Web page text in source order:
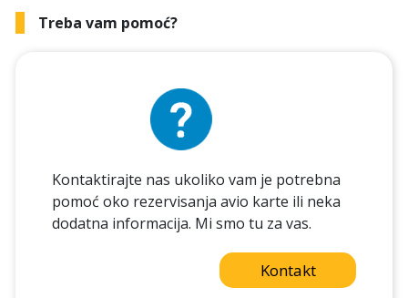
Treba vam pomoć?
Kontaktirajte nas ukoliko vam je potrebna
pomoć oko rezervisanja avio karte ili neka
dodatna informacija. Mi smo tu za vas.
Kontakt